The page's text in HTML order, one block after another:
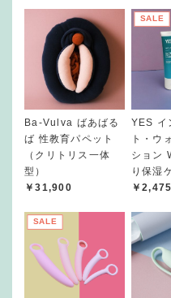
Ba-Vulva ばあばる
ば 性教育パペット
（クリトリス一体
型）
￥31,900
SALE
YES イ
ト・ウ
ション
り保湿
￥2,475
SALE